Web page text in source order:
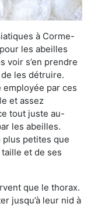
à Corme-
les abeilles
voir s’en prendre
les détruire.
par ces
et assez
tout juste au-
les abeilles.
petites que
et de ses
que le thorax.
jusqu’à leur nid à